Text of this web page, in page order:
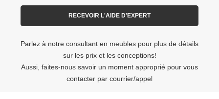
Parlez à notre consultant en meubles pour plus de détails
sur les prix et les conceptions!
Aussi, faites-nous savoir un moment approprié pour vous
contacter par courrier/appel